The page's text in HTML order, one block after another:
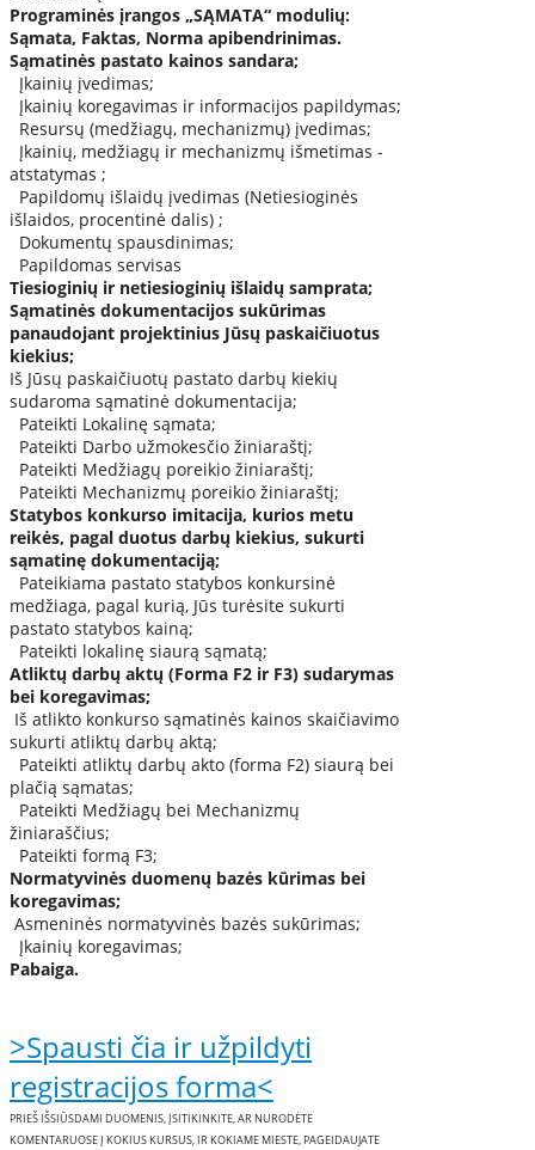
Programinės įrangos „SĄMATA“ modulių:
Sąmata, Faktas, Norma apibendrinimas.
Sąmatinės pastato kainos sandara;
Įkainių įvedimas;
Įkainių koregavimas ir informacijos papildymas;
Resursų (medžiagų, mechanizmų) įvedimas;
Įkainių, medžiagų ir mechanizmų išmetimas -
atstatymas ;
Papildomų išlaidų įvedimas (Netiesioginės
išlaidos, procentinė dalis) ;
Dokumentų spausdinimas;
Papildomas servisas
Tiesioginių ir netiesioginių išlaidų samprata;
Sąmatinės dokumentacijos sukūrimas
panaudojant projektinius Jūsų paskaičiuotus
kiekius;
Iš Jūsų paskaičiuotų pastato darbų kiekių
sudaroma sąmatinė dokumentacija;
Pateikti Lokalinę sąmata;
Pateikti Darbo užmokesčio žiniaraštį;
Pateikti Medžiagų poreikio žiniaraštį;
Pateikti Mechanizmų poreikio žiniaraštį;
Statybos konkurso imitacija, kurios metu
reikės, pagal duotus darbų kiekius, sukurti
sąmatinę dokumentaciją;
Pateikiama pastato statybos konkursinė
medžiaga, pagal kurią, Jūs turėsite sukurti
pastato statybos kainą;
Pateikti lokalinę siaurą sąmatą;
Atliktų darbų aktų (Forma F2 ir F3) sudarymas
bei koregavimas;
Iš atlikto konkurso sąmatinės kainos skaičiavimo
sukurti atliktų darbų aktą;
Pateikti atliktų darbų akto (forma F2) siaurą bei
plačią sąmatas;
Pateikti Medžiagų bei Mechanizmų
žiniaraščius;
Pateikti formą F3;
Normatyvinės duomenų bazės kūrimas bei
koregavimas;
Asmeninės normatyvinės bazės sukūrimas;
Įkainių koregavimas;
Pabaiga.
>Spausti čia ir užpildyti
registracijos forma<
PRIEŠ IŠSIŪSDAMI DUOMENIS, ĮSITIKINKITE, AR NURODĖTE
KOMENTARUOSE Į KOKIUS KURSUS, IR KOKIAME MIESTE, PAGEIDAUJATE